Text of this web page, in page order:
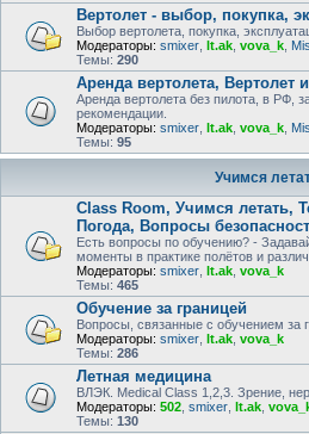
Вертолет - выбор, покупка,
Выбор вертолета, покупка,
Модераторы: smixer lt.ak vova_k
Темы: 290
Аренда вертолета, Вертолет
Аренда вертолета без пилота, в РФ,
рекомендации.
Модераторы: smixer lt.ak vova_k
Темы: 95
Учимся
Class Room, Учимся летать,
Погода, Вопросы
Есть вопросы по обучению? -
моменты в практике полётов и
Модераторы: smixer lt.ak vova_k
Темы: 465
Обучение за границей
Вопросы, связанные с обучением за
Модераторы: smixer lt.ak vova_k
Темы: 286
Летная медицина
ВЛЭК. Medical Class 1,2,3. Зрение,
Модераторы: 502 smixer lt.ak
Темы: 130